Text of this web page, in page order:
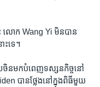
លោក Wang Yi មិន​បាន​
ទេ។
េស​ចិន​មក​បំពេញ​ទស្សនកិច្ច​នៅ​
បាន​ថ្លែង​នៅ​ក្នុង​ពិធី​មួយ​